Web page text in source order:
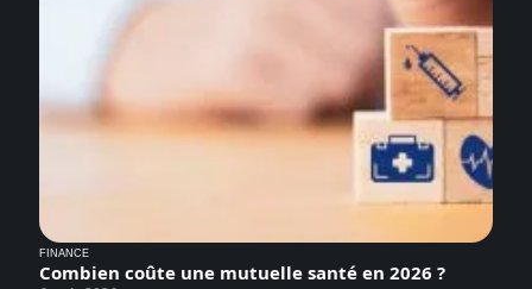
FINANCE
Combien coûte une mutuelle santé en 2026 ?